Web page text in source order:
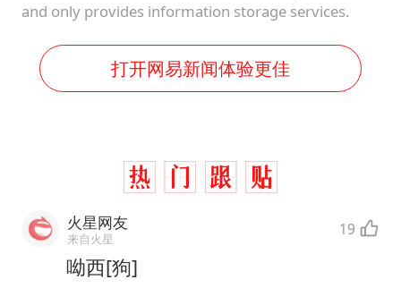
and only provides information storage services.
打开网易新闻体验更佳
火星网友
来自火星 19
呦西[狗]